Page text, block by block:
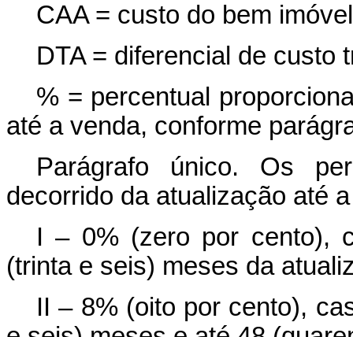
CAA = custo do bem
DTA = diferencial de custo
% = percentual
até a venda, conforme
Parágrafo único. Os
decorrido da atualização até
I – 0% (zero por cento),
(trinta e seis) meses da
II – 8% (oito por cento),